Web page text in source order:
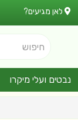
לאן מגיעים?
חיפוש
נבטים ועלי מיקרו